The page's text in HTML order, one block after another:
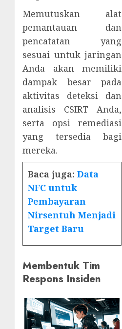
Memutuskan alat
pemantauan dan
pencatatan yang
sesuai untuk jaringan
Anda akan memiliki
dampak besar pada
aktivitas deteksi dan
analisis CSIRT Anda,
serta opsi remediasi
yang tersedia bagi
mereka.
Baca juga: Data
NFC untuk
Pembayaran
Nirsentuh Menjadi
Target Baru
Membentuk Tim
Respons Insiden